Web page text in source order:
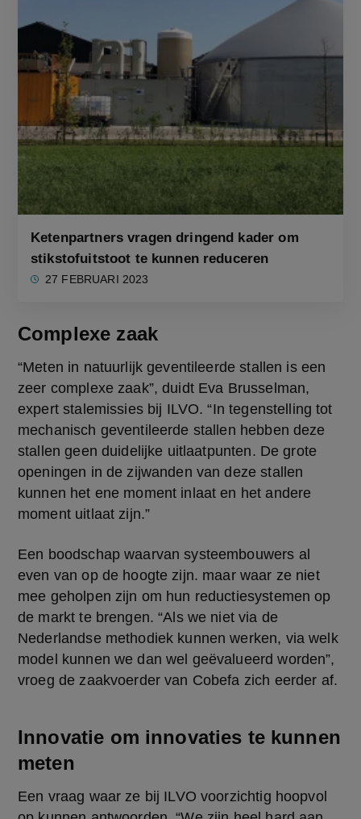
Ketenpartners vragen dringend kader om
stikstofuitstoot te kunnen reduceren
27 FEBRUARI 2023
Complexe zaak
“Meten in natuurlijk geventileerde stallen is een
zeer complexe zaak”, duidt Eva Brusselman,
expert stalemissies bij ILVO. “In tegenstelling tot
mechanisch geventileerde stallen hebben deze
stallen geen duidelijke uitlaatpunten. De grote
openingen in de zijwanden van deze stallen
kunnen het ene moment inlaat en het andere
moment uitlaat zijn.”
Een boodschap waarvan systeembouwers al
even van op de hoogte zijn. maar waar ze niet
mee geholpen zijn om hun reductiesystemen op
de markt te brengen. “Als we niet via de
Nederlandse methodiek kunnen werken, via welk
model kunnen we dan wel geëvalueerd worden”,
vroeg de zaakvoerder van Cobefa zich eerder af.
Innovatie om innovaties te kunnen
meten
Een vraag waar ze bij ILVO voorzichtig hoopvol